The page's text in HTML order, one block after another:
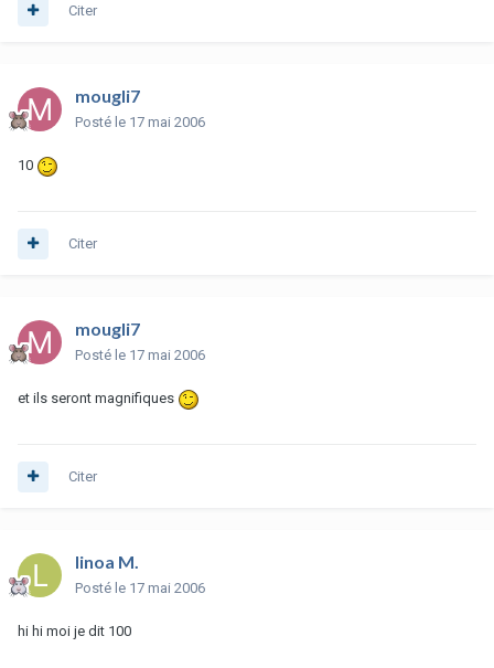
Citer
mougli7
Posté le 17 mai 2006
10
Citer
mougli7
Posté le 17 mai 2006
et ils seront magnifiques
Citer
linoa M.
Posté le 17 mai 2006
hi hi moi je dit 100